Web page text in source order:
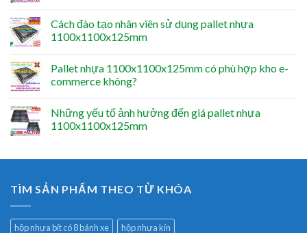
Cách đào tạo nhân viên sử dụng pallet nhựa
1100x1100x125mm
Pallet nhựa 1100x1100x125mm có phù hợp kho e-
commerce không?
Những yếu tố ảnh hưởng đến giá pallet nhựa
1100x1100x125mm
TÌM SẢN PHẨM THEO TỪ KHÓA
hộp nhựa bít có 8 bánh xe
hộp nhựa kín